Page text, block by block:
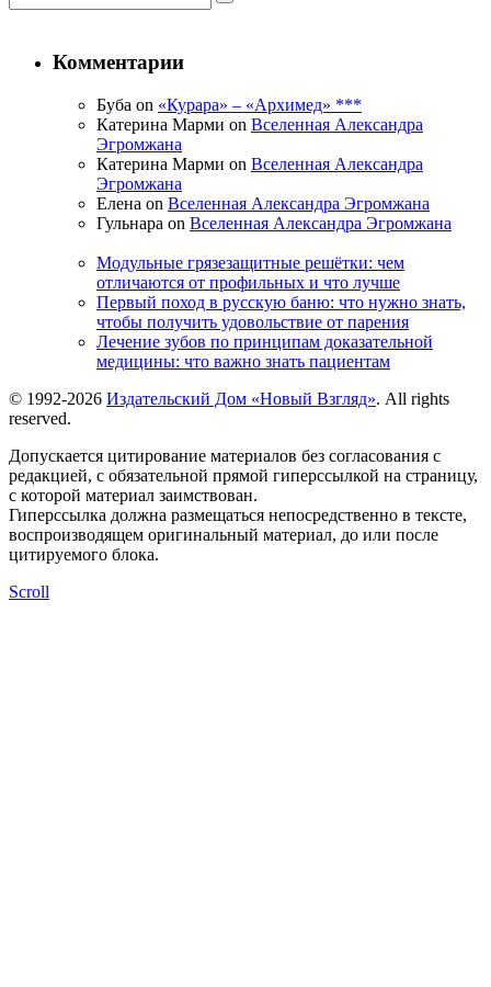
Комментарии
Буба on «Курара» – «Архимед» ***
Катерина Марми on Вселенная Александра
Эгромжана
Катерина Марми on Вселенная Александра
Эгромжана
Елена on Вселенная Александра Эгромжана
Гульнара on Вселенная Александра Эгромжана
Модульные грязезащитные решётки: чем
отличаются от профильных и что лучше
Первый поход в русскую баню: что нужно знать,
чтобы получить удовольствие от парения
Лечение зубов по принципам доказательной
медицины: что важно знать пациентам
© 1992-2026 Издательский Дом «Новый Взгляд». All rights
reserved.
Допускается цитирование материалов без согласования с
редакцией, с обязательной прямой гиперссылкой на страницу,
с которой материал заимствован.
Гиперссылка должна размещаться непосредственно в тексте,
воспроизводящем оригинальный материал, до или после
цитируемого блока.
Scroll